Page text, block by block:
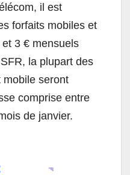
il est
forfaits mobiles et
3 € mensuels
la plupart des
mobile seront
comprise entre
de janvier.